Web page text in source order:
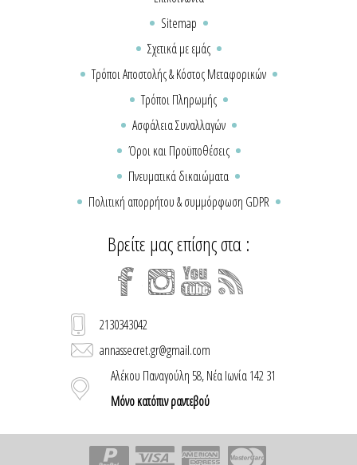
Sitemap
Σχετικά με εμάς
Τρόποι Αποστολής & Κόστος Μεταφορικών
Τρόποι Πληρωμής
Ασφάλεια Συναλλαγών
Όροι και Προϋποθέσεις
Πνευματικά δικαιώματα
Πολιτική απορρήτου & συμμόρφωση GDPR
Βρείτε μας επίσης στα :
2130343042
annassecret.gr@gmail.com
Αλέκου Παναγούλη 58, Νέα Ιωνία 142 31
Μόνο κατόπιν ραντεβού